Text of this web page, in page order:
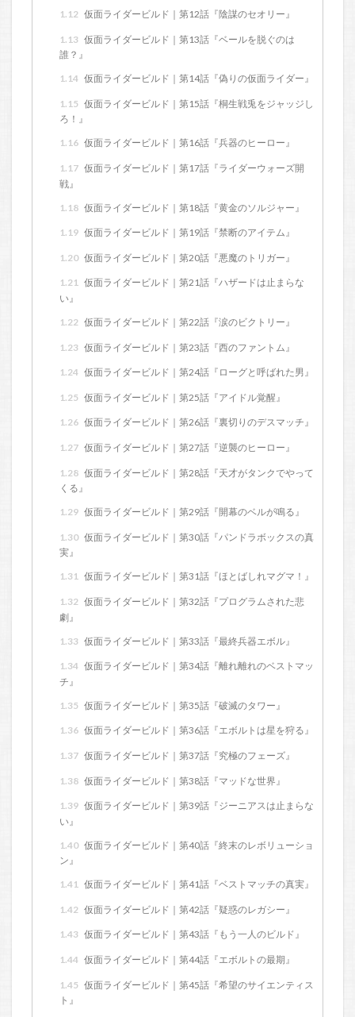
1.12 仮面ライダービルド｜第12話『陰謀のセオリー』
1.13 仮面ライダービルド｜第13話『ベールを脱ぐのは
誰？』
1.14 仮面ライダービルド｜第14話『偽りの仮面ライダー』
1.15 仮面ライダービルド｜第15話『桐生戦兎をジャッジし
ろ！』
1.16 仮面ライダービルド｜第16話『兵器のヒーロー』
1.17 仮面ライダービルド｜第17話『ライダーウォーズ開
戦』
1.18 仮面ライダービルド｜第18話『黄金のソルジャー』
1.19 仮面ライダービルド｜第19話『禁断のアイテム』
1.20 仮面ライダービルド｜第20話『悪魔のトリガー』
1.21 仮面ライダービルド｜第21話『ハザードは止まらな
い』
1.22 仮面ライダービルド｜第22話『涙のビクトリー』
1.23 仮面ライダービルド｜第23話『西のファントム』
1.24 仮面ライダービルド｜第24話『ローグと呼ばれた男』
1.25 仮面ライダービルド｜第25話『アイドル覚醒』
1.26 仮面ライダービルド｜第26話『裏切りのデスマッチ』
1.27 仮面ライダービルド｜第27話『逆襲のヒーロー』
1.28 仮面ライダービルド｜第28話『天才がタンクでやって
くる』
1.29 仮面ライダービルド｜第29話『開幕のベルが鳴る』
1.30 仮面ライダービルド｜第30話『パンドラボックスの真
実』
1.31 仮面ライダービルド｜第31話『ほとばしれマグマ！』
1.32 仮面ライダービルド｜第32話『プログラムされた悲
劇』
1.33 仮面ライダービルド｜第33話『最終兵器エボル』
1.34 仮面ライダービルド｜第34話『離れ離れのベストマッ
チ』
1.35 仮面ライダービルド｜第35話『破滅のタワー』
1.36 仮面ライダービルド｜第36話『エボルトは星を狩る』
1.37 仮面ライダービルド｜第37話『究極のフェーズ』
1.38 仮面ライダービルド｜第38話『マッドな世界』
1.39 仮面ライダービルド｜第39話『ジーニアスは止まらな
い』
1.40 仮面ライダービルド｜第40話『終末のレボリューショ
ン』
1.41 仮面ライダービルド｜第41話『ベストマッチの真実』
1.42 仮面ライダービルド｜第42話『疑惑のレガシー』
1.43 仮面ライダービルド｜第43話『もう一人のビルド』
1.44 仮面ライダービルド｜第44話『エボルトの最期』
1.45 仮面ライダービルド｜第45話『希望のサイエンティス
ト』